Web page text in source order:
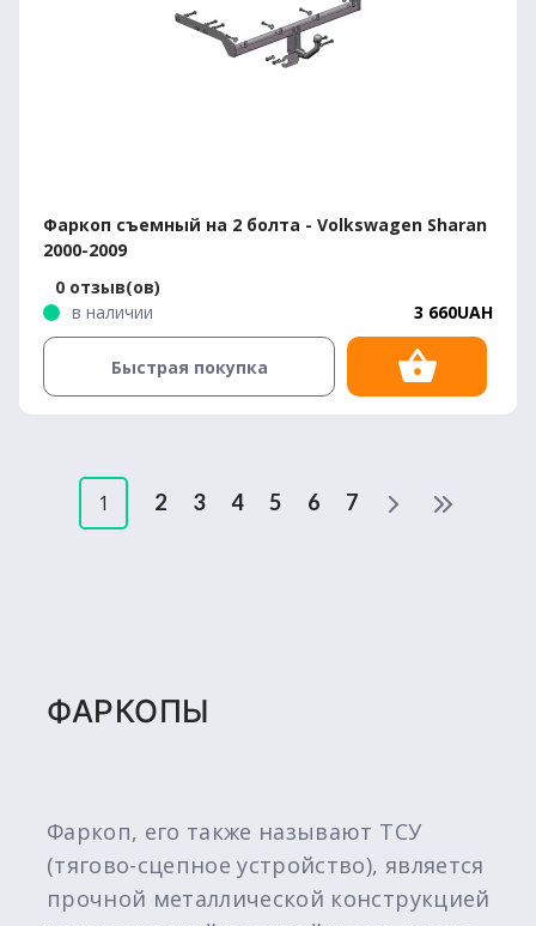
Фаркоп съемный на 2 болта - Volkswagen Sharan
2000-2009
0 отзыв(ов)
в наличии
3 660UAH
Быстрая покупка
1 2 3 4 5 6 7
ФАРКОПЫ
Фаркоп, его также называют ТСУ
(тягово-сцепное устройство), является
прочной металлической конструкцией